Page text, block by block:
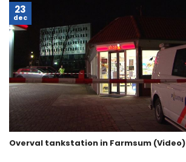
Overval tankstation in Farmsum (Video)
23
dec